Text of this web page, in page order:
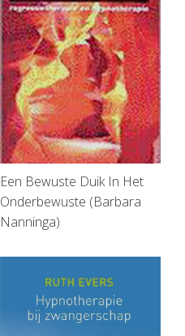
Een Bewuste Duik In Het
Onderbewuste (Barbara
Nanninga)